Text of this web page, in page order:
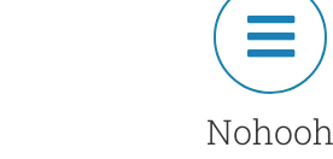
Nohooh